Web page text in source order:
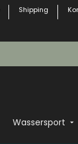
Shipping
Wassersport